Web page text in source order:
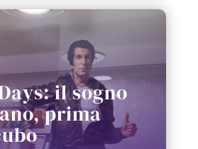
il sogno
prima